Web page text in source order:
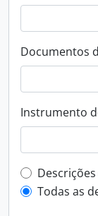
Documentos
Instrumento
Filtro de
Todas as